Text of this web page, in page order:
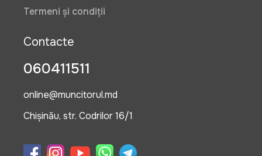
Termeni și condiții
Contacte
060411511
online@muncitorul.md
Chișinău, str. Codrilor 16/1